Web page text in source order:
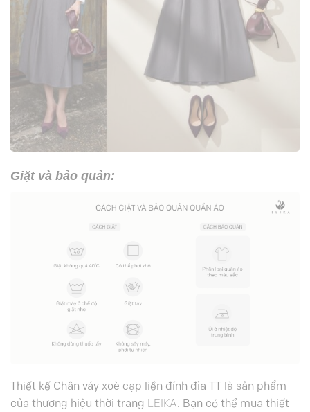
Giặt và bảo quản:
Thiết kế Chân váy xoè cạp liền đính đỉa TT là sản phẩm
của thương hiệu thời trang LEIKA. Bạn có thể mua thiết